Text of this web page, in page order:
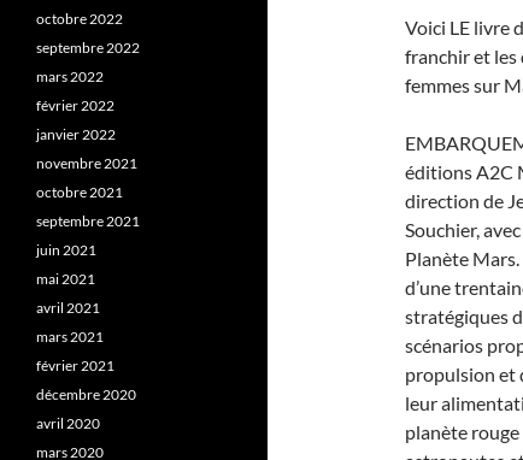
Voici LE livre
franchir et les
femmes sur
éditions A2C
direction de
Souchier,
Planète
d’une
stratégiques
scénarios
propulsion et
leur
planète rouge
octobre 2022
septembre 2022
mars 2022
février 2022
janvier 2022
novembre 2021
octobre 2021
septembre 2021
juin 2021
mai 2021
avril 2021
mars 2021
février 2021
décembre 2020
avril 2020
mars 2020